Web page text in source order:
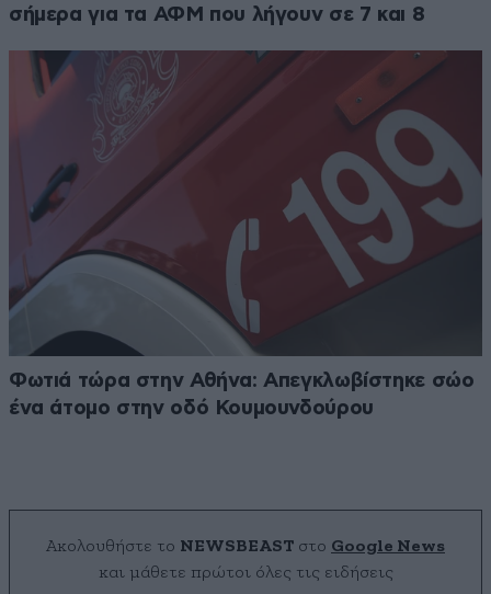
σήμερα για τα ΑΦΜ που λήγουν σε 7 και 8
Φωτιά τώρα στην Αθήνα: Απεγκλωβίστηκε σώο
ένα άτομο στην οδό Κουμουνδούρου
Ακολουθήστε το NEWSBEAST στο Google News
και μάθετε πρώτοι όλες τις ειδήσεις